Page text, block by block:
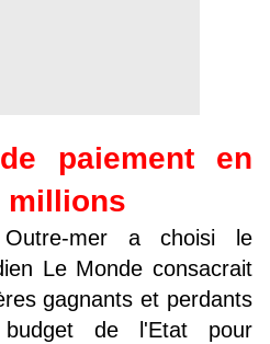
paiement en
millions
mer a choisi le
Le Monde consacrait
gagnants et perdants
de l'Etat pour